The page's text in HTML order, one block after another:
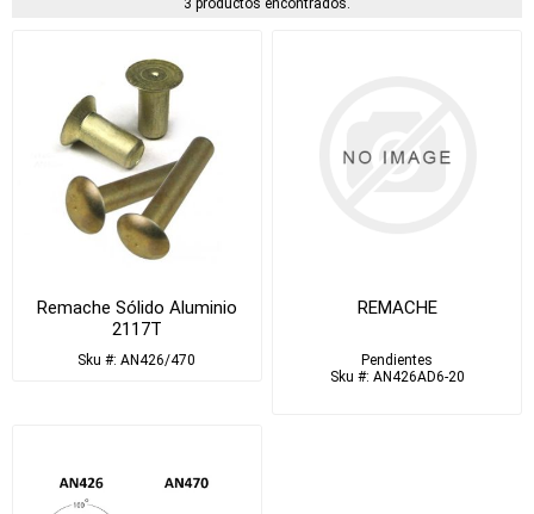
3 productos encontrados.
Remache Sólido Aluminio
2117T
Sku #: AN426/470
REMACHE
Pendientes
Sku #: AN426AD6-20